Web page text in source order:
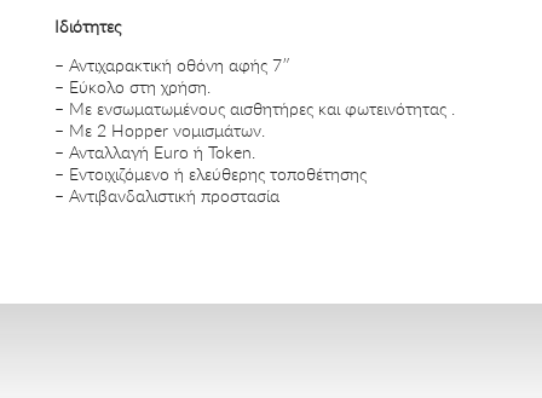
Ιδιότητες
– Αντιχαρακτική οθόνη αφής 7″
– Εύκολο στη χρήση.
– Με ενσωματωμένους αισθητήρες και φωτεινότητας .
– Με 2 Hopper νομισμάτων.
– Ανταλλαγή Euro ή Token.
– Εντοιχιζόμενο ή ελεύθερης τοποθέτησης
– Αντιβανδαλιστική προστασία